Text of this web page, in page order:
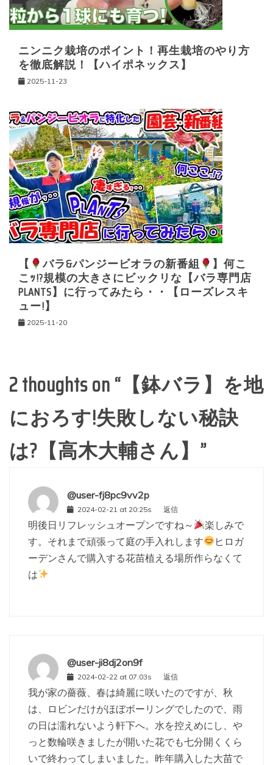
ニンニク栽培のポイント！再生栽培のやり方
を徹底解説！【ハイポネックス】
2025-11-23
【 バラ&パンジービオラの新番組
】何こ
こｯ!?規模の大きさにビックリな【バラ専門店
PLANTS】に行ってみたら・・【ローズレスキ
ュー!】
2025-11-20
2 thoughts on “ 【鉢バラ】を地
におろす!失敗しない秘訣
は?【高木大輔さん】 ”
@user-fj8pc9vv2p
2024-02-21 at 20:25s 返信
明後日リフレッシュオープンですね～
楽しみで
す。それまで頑張って庭の手入れします
ヒロガ
ーデンさんで購入する花苗植える場所作らなくて
は
@user-ji8dj2on9f
2024-02-22 at 07:03s 返信
我が家の薔薇、春は綺麗に咲いたのですが、秋
は、ロビンだけがほぼボーリングでしたので、雨
の日は濡れないよう軒下へ。水を控えめにし、や
っと数輪咲きましたが開いた花でも七分開くくら
いで終わってしまいました。昨年購入した大苗で